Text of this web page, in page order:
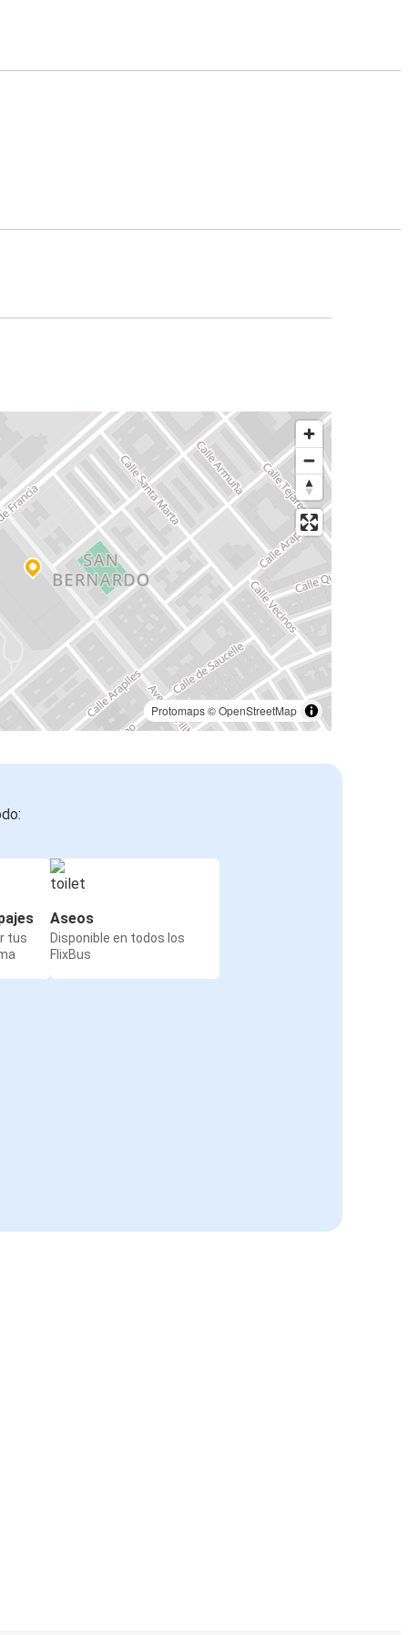
Protomaps©OpenStreetMap
tus
Aseos
Disponible en todos los
FlixBus